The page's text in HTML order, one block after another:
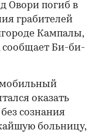
Овори погиб в
грабителей
Кампалы,
сообщает Би-би-
мобильный
оказать
сознания
больницу,